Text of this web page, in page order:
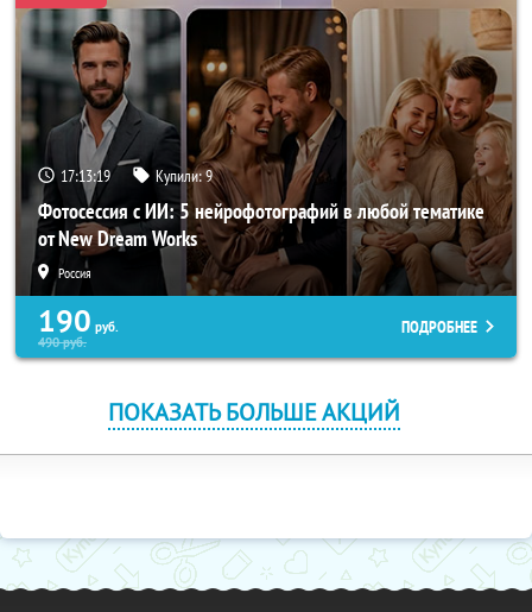
17:13:19 Купили:9
Фотосессия с ИИ: 5 нейрофотографий в любой тематике
от New Dream Works
Россия
190 руб.
490руб.
ПОДРОБНЕЕ
ПОКАЗАТЬ БОЛЬШЕ АКЦИЙ